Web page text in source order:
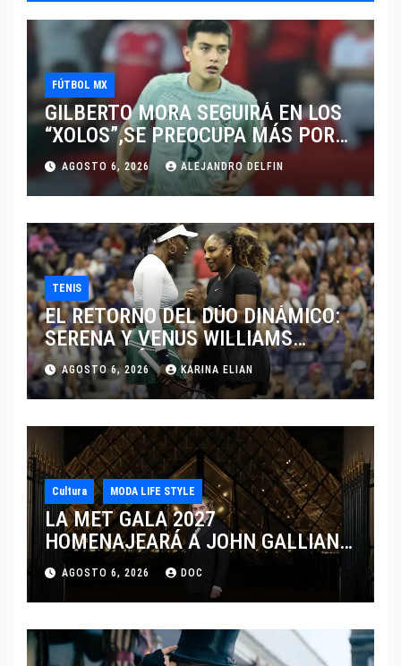
FÚTBOL MX
GILBERTO MORA SEGUIRÁ EN LOS
“XOLOS”,SE PREOCUPA MÁS POR
JUGAR EN SU EQUIPO.
AGOSTO 6, 2026 ALEJANDRO DELFIN
TENIS
EL RETORNO DEL DÚO DINÁMICO:
SERENA Y VENUS WILLIAMS
DISPUTARÁN LOS DOBLES EN
CINCINNATI 2026
AGOSTO 6, 2026 KARINA ELIAN
Cultura MODA LIFE STYLE
LA MET GALA 2027
HOMENAJEARÁ A JOHN GALLIANO
MARCANDO EL REGRESO DEL REY
DEL DRAMATISMO
AGOSTO 6, 2026 DOC